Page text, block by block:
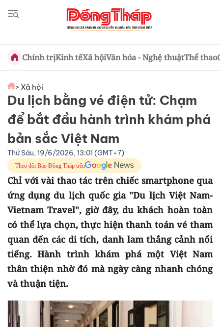
Chính trịKinh tếXã hộiVăn hóa - Nghệ thuậtThể thao
> Xã hội
Du lịch bằng vé điện tử: Chạm
để bắt đầu hành trình khám phá
bản sắc Việt Nam
Thứ Sáu, 19/6/2026, 13:01 (GMT+7)
Theo dõi Báo Đồng Tháp trên
Chỉ với vài thao tác trên chiếc smartphone qua
ứng dụng du lịch quốc gia "Du lịch Việt Nam-
Vietnam Travel", giờ đây, du khách hoàn toàn
có thể lựa chọn, thực hiện thanh toán vé tham
quan đến các di tích, danh lam thắng cảnh nổi
tiếng. Hành trình khám phá một Việt Nam
thân thiện nhờ đó mà ngày càng nhanh chóng
và thuận tiện.